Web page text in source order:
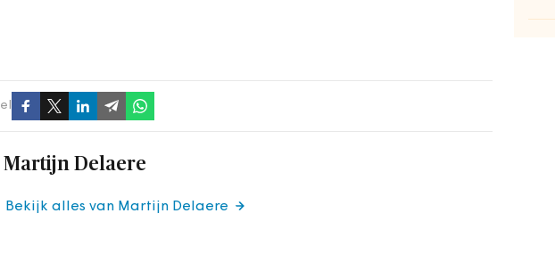
Martijn Delaere
Bekijk alles van Martijn Delaere